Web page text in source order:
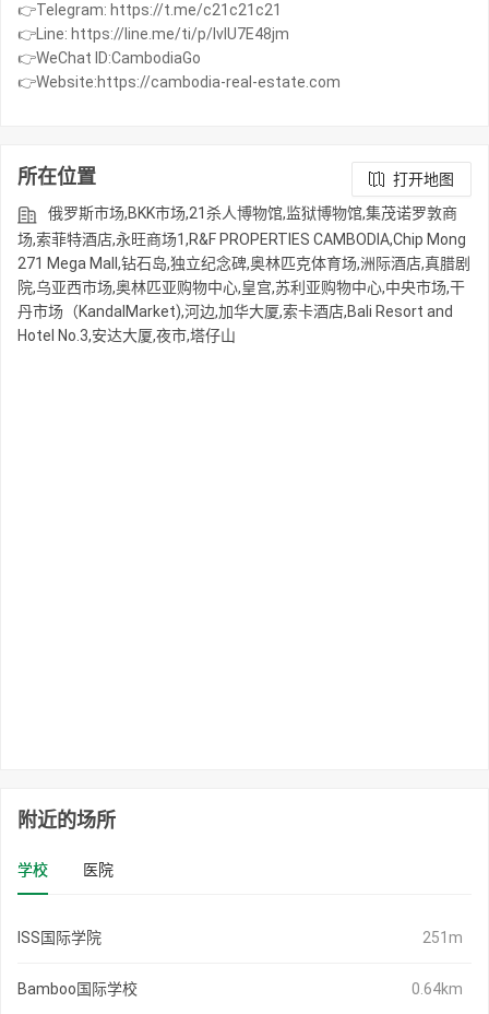
👉Telegram: https://t.me/c21c21c21
👉Line: https://line.me/ti/p/IvIU7E48jm
👉WeChat ID:CambodiaGo
👉Website:https://cambodia-real-estate.com
所在位置
打开地图
俄罗斯市场,BKK市场,21杀人博物馆,监狱博物馆,集茂诺罗敦商
场,索菲特酒店,永旺商场1,R&F PROPERTIES CAMBODIA,Chip Mong
271 Mega Mall,钻石岛,独立纪念碑,奥林匹克体育场,洲际酒店,真腊剧
院,乌亚西市场,奥林匹亚购物中心,皇宫,苏利亚购物中心,中央市场,干
丹市场（KandalMarket),河边,加华大厦,索卡酒店,Bali Resort and
Hotel No.3,安达大厦,夜市,塔仔山
附近的场所
学校 医院
ISS国际学院 251m
Bamboo国际学校 0.64km